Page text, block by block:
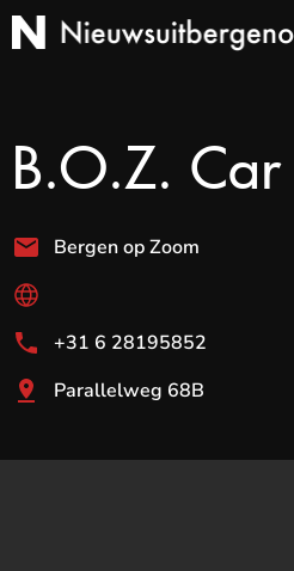
B.O.Z. Car
Bergen op Zoom
+31 6 28195852
Parallelweg 68B